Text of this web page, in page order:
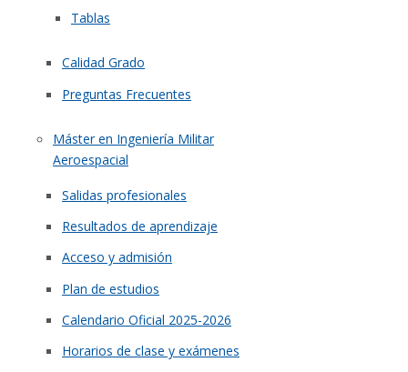
Tablas
Calidad Grado
Preguntas Frecuentes
Máster en Ingeniería Militar
Aeroespacial
Salidas profesionales
Resultados de aprendizaje
Acceso y admisión
Plan de estudios
Calendario Oficial 2025-2026
Horarios de clase y exámenes